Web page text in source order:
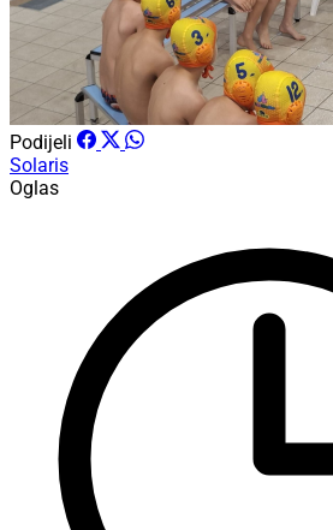
Podijeli
Solaris
Oglas